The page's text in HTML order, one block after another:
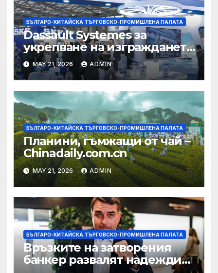
БЪЛГАРО-КИТАЙСКА ТЪРГОВСКО-ПРОМИШЛЕНА ПАЛАТА
Dassault Systemes за
укрепване на изграждането
на AI екосистема в Китай
MAY 21, 2026 ADMIN
БЪЛГАРО-КИТАЙСКА ТЪРГОВСКО-ПРОМИШЛЕНА ПАЛАТА
Планини, гъмжащи от чай –
Chinadaily.com.cn
MAY 21, 2026 ADMIN
БЪЛГАРО-КИТАЙСКА ТЪРГОВСКО-ПРОМИШЛЕНА ПАЛАТА
Връзките на затворения
банкер развалят надеждите